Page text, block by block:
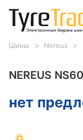
NEREUS
нет
Шины Nereus